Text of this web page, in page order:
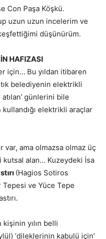
Con Paşa Köşkü.
uzun uzun incelerim ve
düşünürüm.
HAFIZASI
için… Bu yıldan itibaren
belediyenin elektrikli
günlerini bile
elektrikli araçlar
var, ama olmazsa olmaz üç
kutsal alan… Kuzeydeki İsa
(Hagios Sotiros
ve Yüce Tepe
yılın belli
‘dileklerinin kabulü için’